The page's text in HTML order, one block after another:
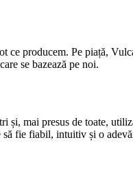
ce producem. Pe piață,
se bazează pe noi.
și, mai presus de toate,
fie fiabil, intuitiv și o